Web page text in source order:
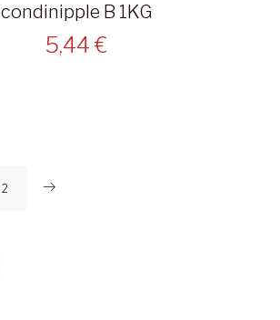
condinipple B 1KG
5,44 €
2